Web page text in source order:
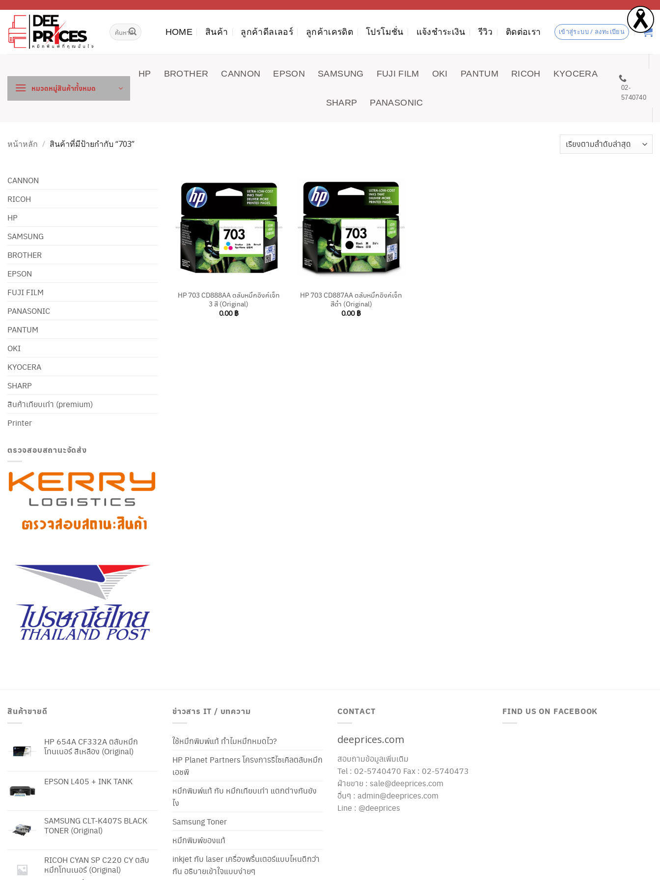
เนื้อหา
ค้นหา: HOME สินค้า ลูกค้าดีลเลอร์ ลูกค้าเครดิต โปรโมชั่น แจ้งชำระเงิน รีวิว ติดต่อเรา เข้าสู่ระบบ / ลงทะเบียน
หมวดหมู่สินค้าทั้งหมด
HP BROTHER CANNON EPSON SAMSUNG FUJI FILM OKI PANTUM RICOH KYOCERA
SHARP PANASONIC
02-
5740740
หน้าหลัก / สินค้าที่มีป้ายกำกับ “703”
CANNON
RICOH
HP
SAMSUNG
BROTHER
EPSON
FUJI FILM
PANASONIC
PANTUM
OKI
KYOCERA
SHARP
สินค้าเทียบเท่า (premium)
Printer
ตรวจสอบสถานะจัดส่ง
HP 703 CD888AA ตลับหมึกอิงค์เจ็ท
3 สี (Original)
0.00 ฿
HP 703 CD887AA ตลับหมึกอิงค์เจ็ท
สีดำ (Original)
0.00 ฿
สินค้าขายดี
HP 654A CF332A ตลับหมึก
โทนเนอร์ สีเหลือง (Original)
EPSON L405 + INK TANK
SAMSUNG CLT-K407S BLACK
TONER (Original)
RICOH CYAN SP C220 CY ตลับ
หมึกโทนเนอร์ (Original)
ข่าวสาร IT / บทความ
ใช้หมึกพิมพ์แท้ ทำไมหมึกหมดไว?
HP Planet Partners โครงการรีไซเคิลตลับหมึก
เอชพี
หมึกพิมพ์แท้ กับ หมึกเทียบเท่า แตกต่างกันยัง
ไง
Samsung Toner
หมึกพิมพ์ของแท้
inkjet กับ laser เครื่องพริ้นเตอร์แบบไหนดีกว่า
กัน อธิบายเข้าใจแบบง่ายๆ
CONTACT
deeprices.com
สอบถามข้อมูลเพิ่มเติม
Tel : 02-5740470 Fax : 02-5740473
ฝ่ายขาย : sale@deeprices.com
อื่นๆ : admin@deeprices.com
Line : @deeprices
FIND US ON FACEBOOK